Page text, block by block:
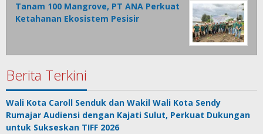
Tanam 100 Mangrove, PT ANA Perkuat
Ketahanan Ekosistem Pesisir
Berita Terkini
Wali Kota Caroll Senduk dan Wakil Wali Kota Sendy
Rumajar Audiensi dengan Kajati Sulut, Perkuat Dukungan
untuk Sukseskan TIFF 2026